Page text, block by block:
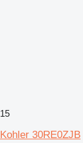
15
Kohler 30RE0ZJB